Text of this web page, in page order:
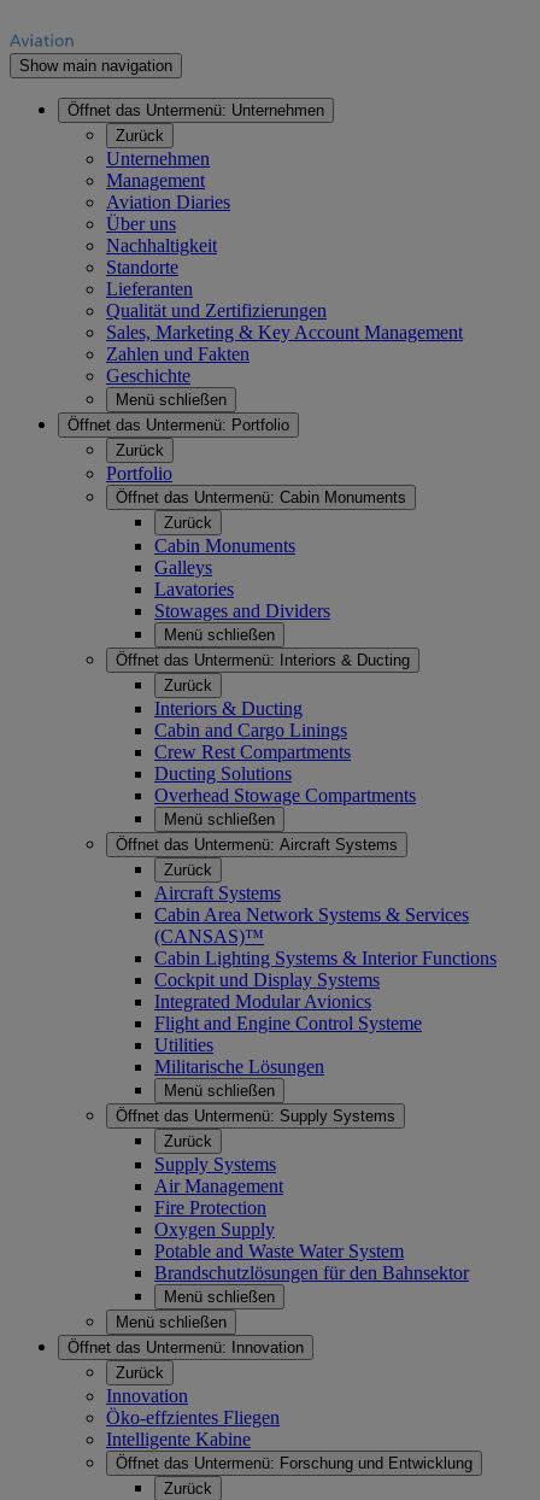
Show main navigation
Öffnet das Untermenü: Unternehmen
Zurück
Unternehmen
Management
Aviation Diaries
Über uns
Nachhaltigkeit
Standorte
Lieferanten
Qualität und Zertifizierungen
Sales, Marketing & Key Account Management
Zahlen und Fakten
Geschichte
Menü schließen
Öffnet das Untermenü: Portfolio
Zurück
Portfolio
Öffnet das Untermenü: Cabin Monuments
Zurück
Cabin Monuments
Galleys
Lavatories
Stowages and Dividers
Menü schließen
Öffnet das Untermenü:
Interiors & Ducting
Zurück
Interiors & Ducting
Cabin and Cargo Linings
Crew Rest Compartments
Ducting Solutions
Overhead Stowage Compartments
Menü schließen
Öffnet das Untermenü: Aircraft Systems
Zurück
Aircraft Systems
Cabin Area Network Systems & Services
(CANSAS)™
Cabin Lighting Systems & Interior Functions
Cockpit und Display Systems
Integrated Modular Avionics
Flight and Engine Control Systeme
Utilities
Militarische Lösungen
Menü schließen
Öffnet das Untermenü: Supply Systems
Zurück
Supply Systems
Air Management
Fire Protection
Oxygen Supply
Potable and Waste Water System
Brandschutzlösungen für den Bahnsektor
Menü schließen
Menü schließen
Öffnet das Untermenü:
Innovation
Zurück
Innovation
Öko-effzientes Fliegen
Intelligente Kabine
Öffnet das Untermenü: Forschung und Entwicklung
Zurück